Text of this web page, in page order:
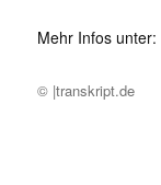
Mehr Infos unter:
© |transkript.de